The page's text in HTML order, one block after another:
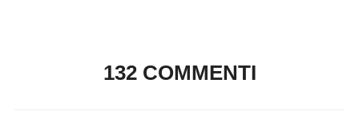
132 COMMENTI